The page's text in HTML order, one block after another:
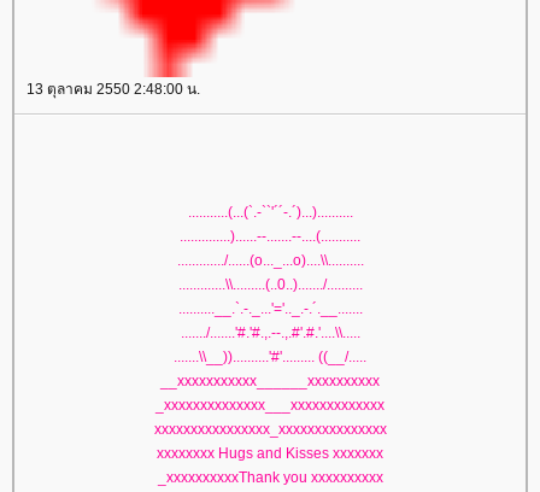
13 ตุลาคม 2550 2:48:00 น.
...........(...(`.-``'´´-.´)...)..........
..............)......--.......--....(...........
............./......(o..._...o)....\\..........
.............\\.........(..0..)......./..........
..........__.`.-._...'='.._.-.´.__.......
......./.......'#.'#.,.--.,.#'.#.'....\\.....
.......\\__))..........'#'......... ((__/.....
__xxxxxxxxxxx______xxxxxxxxxx
_xxxxxxxxxxxxxx___xxxxxxxxxxxxx
xxxxxxxxxxxxxxxx_xxxxxxxxxxxxxxx
xxxxxxxx Hugs and Kisses xxxxxxx
_xxxxxxxxxxThank you xxxxxxxxxx